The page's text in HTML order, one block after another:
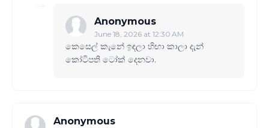
Anonymous
June 18, 2026 at 12:30 AM
කෙසෙල් කැනේ ඉඳලා හිඟා කාලා දැන්
කෝටිපති ටෝක් දෙනවා.
Anonymous